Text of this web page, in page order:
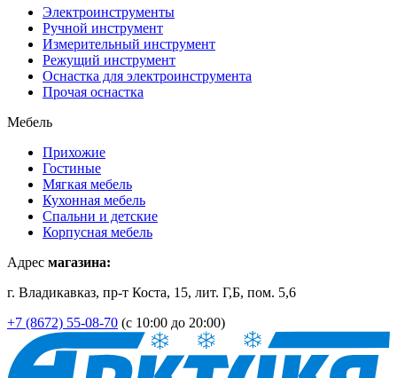
Электроинструменты
Ручной инструмент
Измерительный инструмент
Режущий инструмент
Оснастка для электроинструмента
Прочая оснастка
Мебель
Прихожие
Гостиные
Мягкая мебель
Кухонная мебель
Спальни и детские
Корпусная мебель
Адрес магазина:
г. Владикавказ, пр-т Коста, 15, лит. Г,Б, пом. 5,6
+7 (8672) 55-08-70 (с 10:00 до 20:00)